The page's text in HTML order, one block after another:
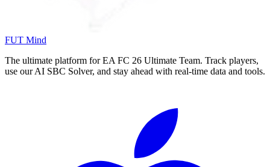
FUT Mind
The ultimate platform for EA FC 26 Ultimate Team. Track players,
use our AI SBC Solver, and stay ahead with real-time data and tools.